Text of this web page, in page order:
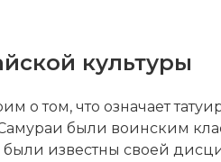
культуры
о том, что означает
были воинским
известны своей